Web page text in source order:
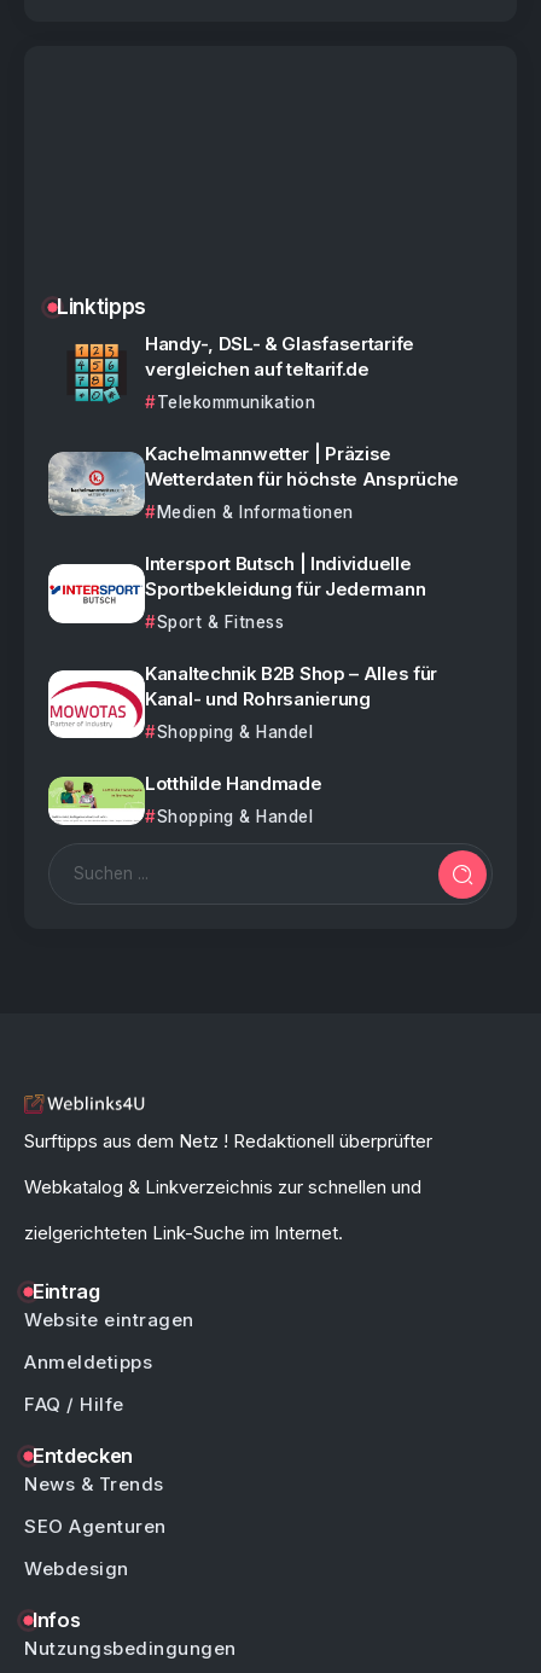
Linktipps
Handy-, DSL- & Glasfasertarife
vergleichen auf teltarif.de
Telekommunikation
Kachelmannwetter | Präzise
Wetterdaten für höchste Ansprüche
Medien & Informationen
Intersport Butsch | Individuelle
Sportbekleidung für Jedermann
Sport & Fitness
Kanaltechnik B2B Shop – Alles für
Kanal- und Rohrsanierung
Shopping & Handel
Lotthilde Handmade
Shopping & Handel
Surftipps aus dem Netz ! Redaktionell überprüfter
Webkatalog & Linkverzeichnis zur schnellen und
zielgerichteten Link-Suche im Internet.
Eintrag
Website eintragen
Anmeldetipps
FAQ / Hilfe
Entdecken
News & Trends
SEO Agenturen
Webdesign
Infos
Nutzungsbedingungen